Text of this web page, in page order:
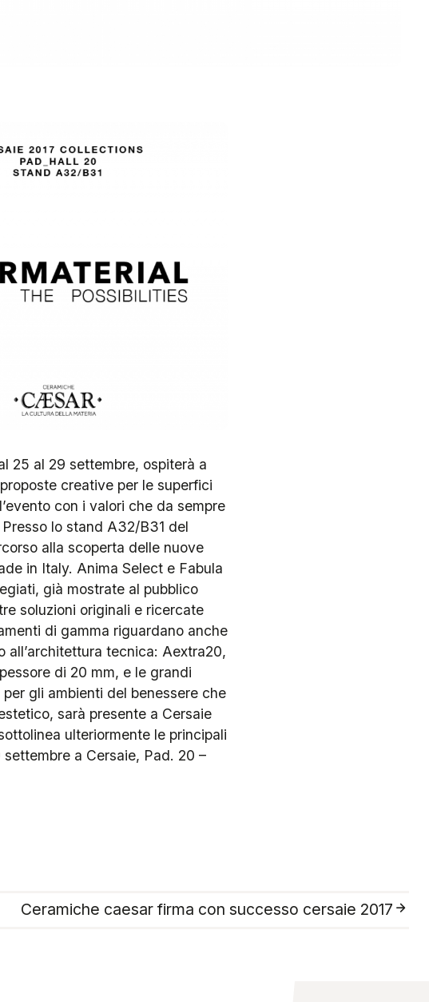
25 al 29 settembre, ospiterà a
creative per le superfici
con i valori che da sempre
lo stand A32/B31 del
alla scoperta delle nuove
in Italy. Anima Select e Fabula
già mostrate al pubblico
soluzioni originali e ricercate
di gamma riguardano anche
tecnica: Aextra20,
di 20 mm, e le grandi
gli ambienti del benessere che
sarà presente a Cersaie
ulteriormente le principali
a Cersaie, Pad. 20 –
Ceramiche caesar firma con successo cersaie 2017